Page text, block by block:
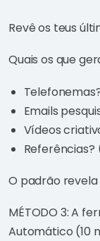
Revê os teus
Quais os que
Emails
Vídeos
Referências?
O padrão
MÉTODO 3: A
Automático (10